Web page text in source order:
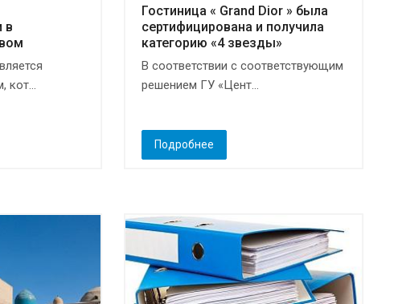
в
кот...
Гостиница « Grand Dior » была
сертифицирована и получила
категорию «4 звезды»
В соответствии с соответствующим
решением ГУ «Цент...
Подробнее